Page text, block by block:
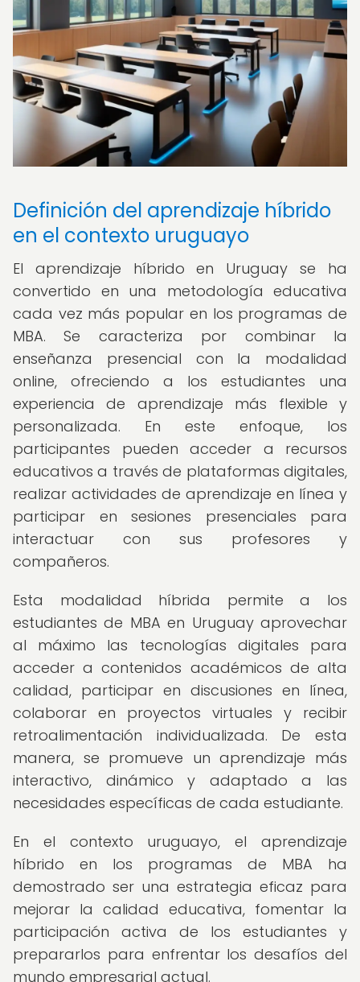
Definición del aprendizaje híbrido
en el contexto uruguayo
El aprendizaje híbrido en Uruguay se ha
convertido en una metodología educativa
cada vez más popular en los programas de
MBA. Se caracteriza por combinar la
enseñanza presencial con la modalidad
online, ofreciendo a los estudiantes una
experiencia de aprendizaje más flexible y
personalizada. En este enfoque, los
participantes pueden acceder a recursos
educativos a través de plataformas digitales,
realizar actividades de aprendizaje en línea y
participar en sesiones presenciales para
interactuar con sus profesores y
compañeros.
Esta modalidad híbrida permite a los
estudiantes de MBA en Uruguay aprovechar
al máximo las tecnologías digitales para
acceder a contenidos académicos de alta
calidad, participar en discusiones en línea,
colaborar en proyectos virtuales y recibir
retroalimentación individualizada. De esta
manera, se promueve un aprendizaje más
interactivo, dinámico y adaptado a las
necesidades específicas de cada estudiante.
En el contexto uruguayo, el aprendizaje
híbrido en los programas de MBA ha
demostrado ser una estrategia eficaz para
mejorar la calidad educativa, fomentar la
participación activa de los estudiantes y
prepararlos para enfrentar los desafíos del
mundo empresarial actual.